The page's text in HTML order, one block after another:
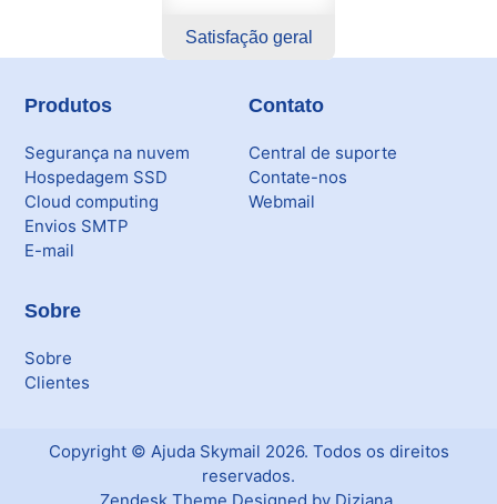
Satisfação geral
Produtos
Segurança na nuvem
Hospedagem SSD
Cloud computing
Envios SMTP
E-mail
Contato
Central de suporte
Contate-nos
Webmail
Sobre
Sobre
Clientes
Copyright © Ajuda Skymail 2026. Todos os direitos
reservados.